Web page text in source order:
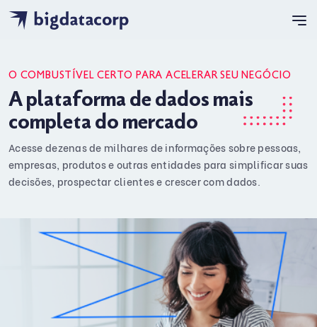
O COMBUSTÍVEL CERTO PARA ACELERAR SEU NEGÓCIO
A plataforma de dados mais
completa do mercado
Acesse dezenas de milhares de informações sobre pessoas,
empresas, produtos e outras entidades para simplificar suas
decisões, prospectar clientes e crescer com dados.